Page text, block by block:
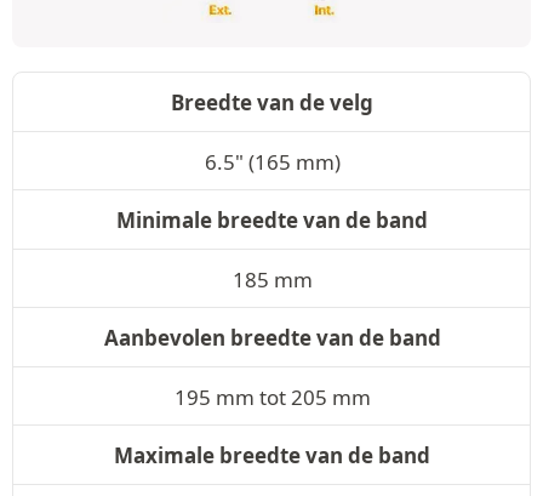
Breedte van de velg
6.5" (165 mm)
Minimale breedte van de band
185 mm
Aanbevolen breedte van de band
195 mm tot 205 mm
Maximale breedte van de band